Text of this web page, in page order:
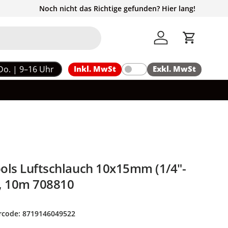
Noch nicht das Richtige gefunden? Hier lang!
Einloggen
| 9–16 Uhr Inkl. MwSt Exkl. MwSt
Luftschlauch 10x15mm (1/4"-
708810
8719146049522